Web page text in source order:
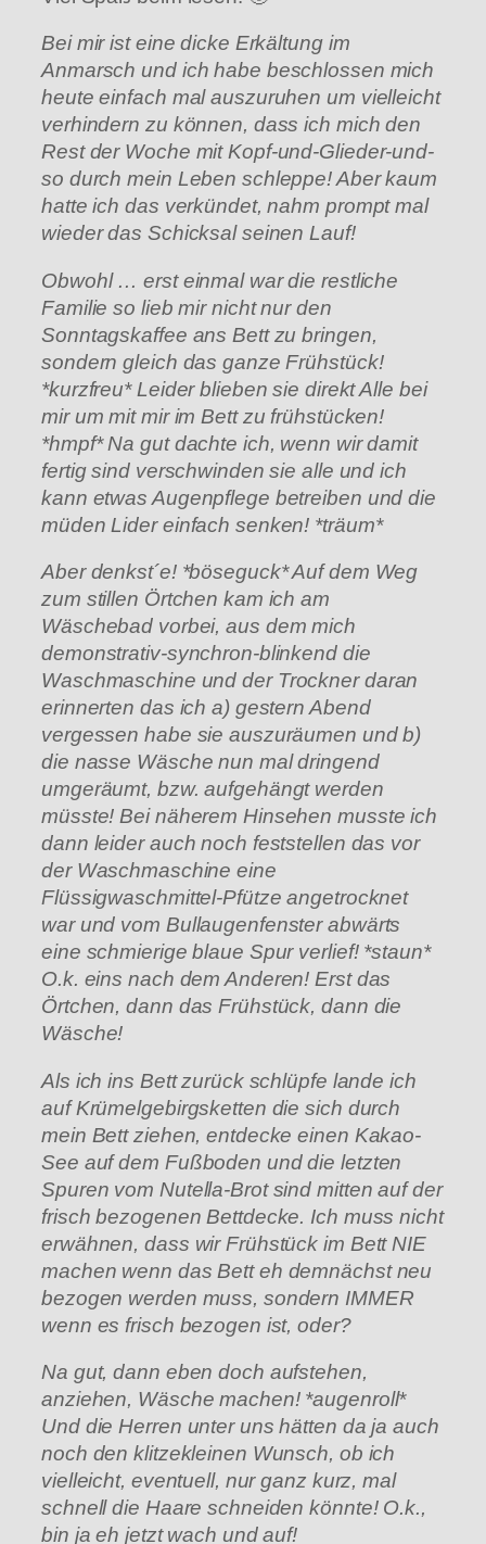
Bei mir ist eine dicke Erkältung im
Anmarsch und ich habe beschlossen mich
heute einfach mal auszuruhen um vielleicht
verhindern zu können, dass ich mich den
Rest der Woche mit Kopf-und-Glieder-und-
so durch mein Leben schleppe! Aber kaum
hatte ich das verkündet, nahm prompt mal
wieder das Schicksal seinen Lauf!
Obwohl … erst einmal war die restliche
Familie so lieb mir nicht nur den
Sonntagskaffee ans Bett zu bringen,
sondern gleich das ganze Frühstück!
*kurzfreu* Leider blieben sie direkt Alle bei
mir um mit mir im Bett zu frühstücken!
*hmpf* Na gut dachte ich, wenn wir damit
fertig sind verschwinden sie alle und ich
kann etwas Augenpflege betreiben und die
müden Lider einfach senken! *träum*
Aber denkst´e! *böseguck* Auf dem Weg
zum stillen Örtchen kam ich am
Wäschebad vorbei, aus dem mich
demonstrativ-synchron-blinkend die
Waschmaschine und der Trockner daran
erinnerten das ich a) gestern Abend
vergessen habe sie auszuräumen und b)
die nasse Wäsche nun mal dringend
umgeräumt, bzw. aufgehängt werden
müsste! Bei näherem Hinsehen musste ich
dann leider auch noch feststellen das vor
der Waschmaschine eine
Flüssigwaschmittel-Pfütze angetrocknet
war und vom Bullaugenfenster abwärts
eine schmierige blaue Spur verlief! *staun*
O.k. eins nach dem Anderen! Erst das
Örtchen, dann das Frühstück, dann die
Wäsche!
Als ich ins Bett zurück schlüpfe lande ich
auf Krümelgebirgsketten die sich durch
mein Bett ziehen, entdecke einen Kakao-
See auf dem Fußboden und die letzten
Spuren vom Nutella-Brot sind mitten auf der
frisch bezogenen Bettdecke. Ich muss nicht
erwähnen, dass wir Frühstück im Bett NIE
machen wenn das Bett eh demnächst neu
bezogen werden muss, sondern IMMER
wenn es frisch bezogen ist, oder?
Na gut, dann eben doch aufstehen,
anziehen, Wäsche machen! *augenroll*
Und die Herren unter uns hätten da ja auch
noch den klitzekleinen Wunsch, ob ich
vielleicht, eventuell, nur ganz kurz, mal
schnell die Haare schneiden könnte! O.k.,
bin ja eh jetzt wach und auf!